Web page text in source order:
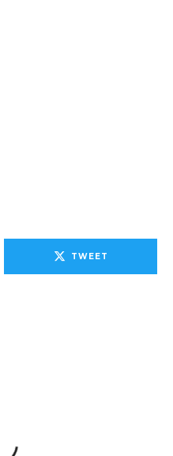
TWEET